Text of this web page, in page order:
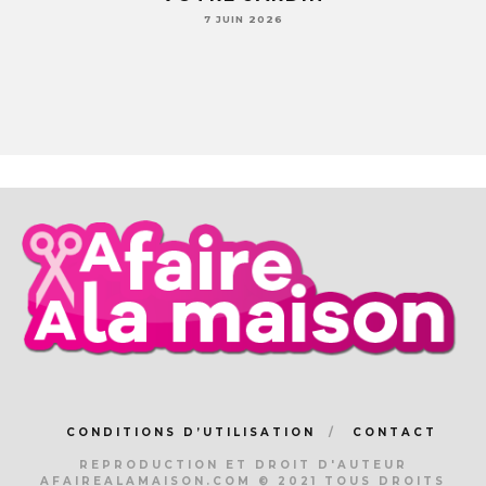
7 JUIN 2026
CONDITIONS D’UTILISATION CONTACT
REPRODUCTION ET DROIT D'AUTEUR
AFAIREALAMAISON.COM © 2021 TOUS DROITS